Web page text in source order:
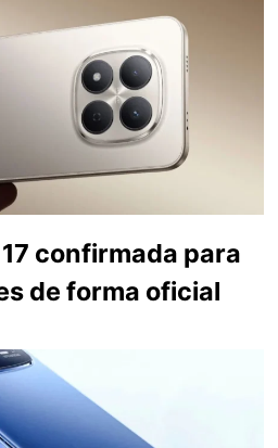
confirmada para
de forma oficial